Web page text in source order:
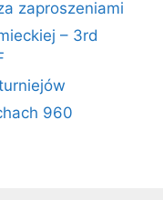
zaproszeniami
– 3rd
960